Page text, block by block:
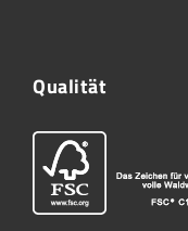
Qualität